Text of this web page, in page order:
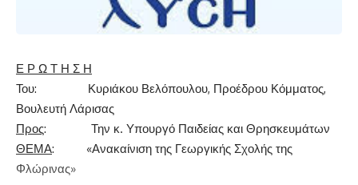
Ε Ρ Ω Τ Η Σ Η
Του: Κυριάκου Βελόπουλου, Προέδρου Κόμματος,
Βουλευτή Λάρισας
Προς: Την κ. Υπουργό Παιδείας και Θρησκευμάτων
ΘΕΜΑ: «Ανακαίνιση της Γεωργικής Σχολής της
Φλώρινας»